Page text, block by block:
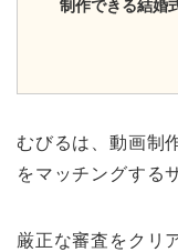
制作できる結婚
むびるは、動画制
をマッチングする
厳正な審査をクリ